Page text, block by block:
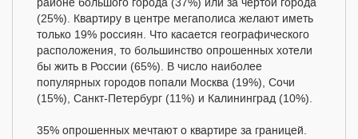
районе большого города (37%) или за чертой города
(25%). Квартиру в центре мегаполиса желают иметь
только 19% россиян. Что касается географического
расположения, то большинство опрошенных хотели
бы жить в России (65%). В число наиболее
популярных городов попали Москва (19%), Сочи
(15%), Санкт-Петербург (11%) и Калининград (10%).
35% опрошенных мечтают о квартире за границей.